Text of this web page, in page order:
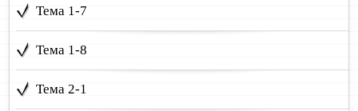
Тема 1-7
Тема 1-8
Тема 2-1